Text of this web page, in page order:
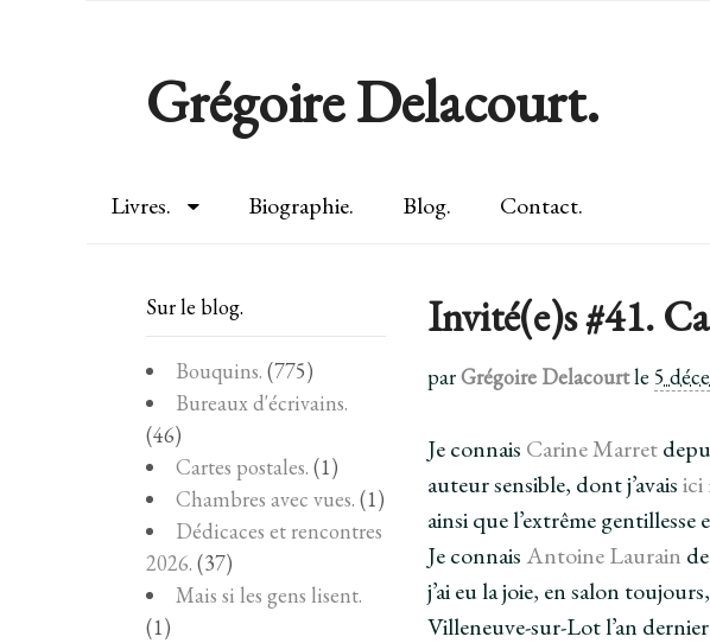
Grégoire Delacourt.
Livres. Biographie. Blog. Contact.
Invité(e)s #41.
parGrégoire Delacourtle 5
Je connais Carine Marret
auteur sensible, dont j’avaisici
ainsi que l’extrême
Je connaisAntoine Laurain
j’ai eu la joie, en salon
Villeneuve-sur-Lot l’an
Sur le blog.
Bouquins. (775)
Bureaux d'écrivains.
(46)
Cartes postales. (1)
Chambres avec vues. (1)
Dédicaces et rencontres
2026. (37)
Mais si les gens lisent.
(1)